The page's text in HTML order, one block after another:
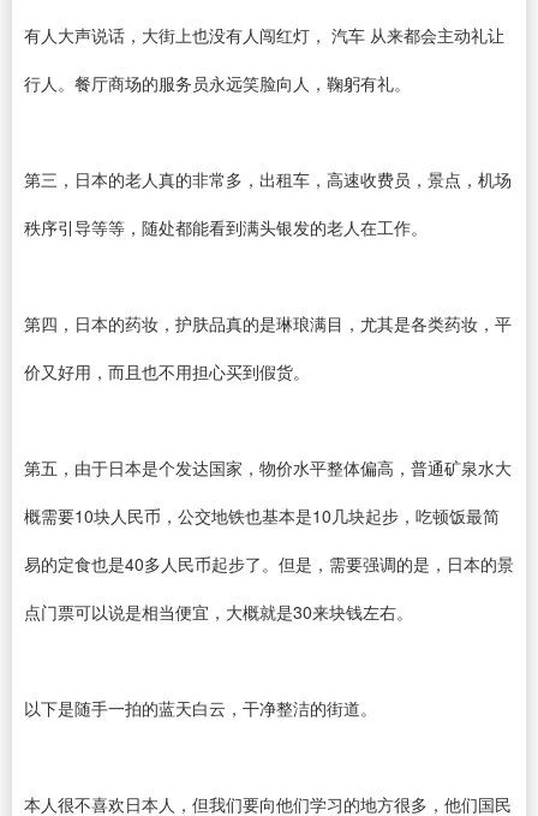
有人大声说话，大街上也没有人闯红灯， 汽车 从来都会主动礼让
行人。餐厅商场的服务员永远笑脸向人，鞠躬有礼。
第三，日本的老人真的非常多，出租车，高速收费员，景点，机场
秩序引导等等，随处都能看到满头银发的老人在工作。
第四，日本的药妆，护肤品真的是琳琅满目，尤其是各类药妆，平
价又好用，而且也不用担心买到假货。
第五，由于日本是个发达国家，物价水平整体偏高，普通矿泉水大
概需要10块人民币，公交地铁也基本是10几块起步，吃顿饭最简
易的定食也是40多人民币起步了。但是，需要强调的是，日本的景
点门票可以说是相当便宜，大概就是30来块钱左右。
以下是随手一拍的蓝天白云，干净整洁的街道。
本人很不喜欢日本人，但我们要向他们学习的地方很多，他们国民